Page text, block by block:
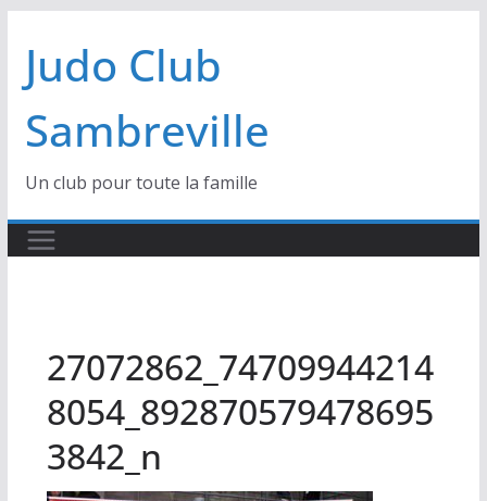
contenu
Judo Club
Sambreville
Un club pour toute la famille
27072862_74709944214
8054_892870579478695
3842_n